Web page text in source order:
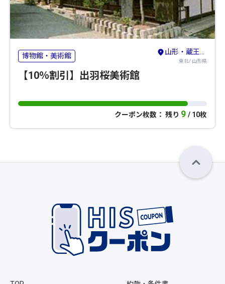
博物館・美術館 山形・蔵王・天童・上山
東北/ 山形県
【10％割引】出羽桜美術館
クーポン枚数： 残り 9 / 10枚